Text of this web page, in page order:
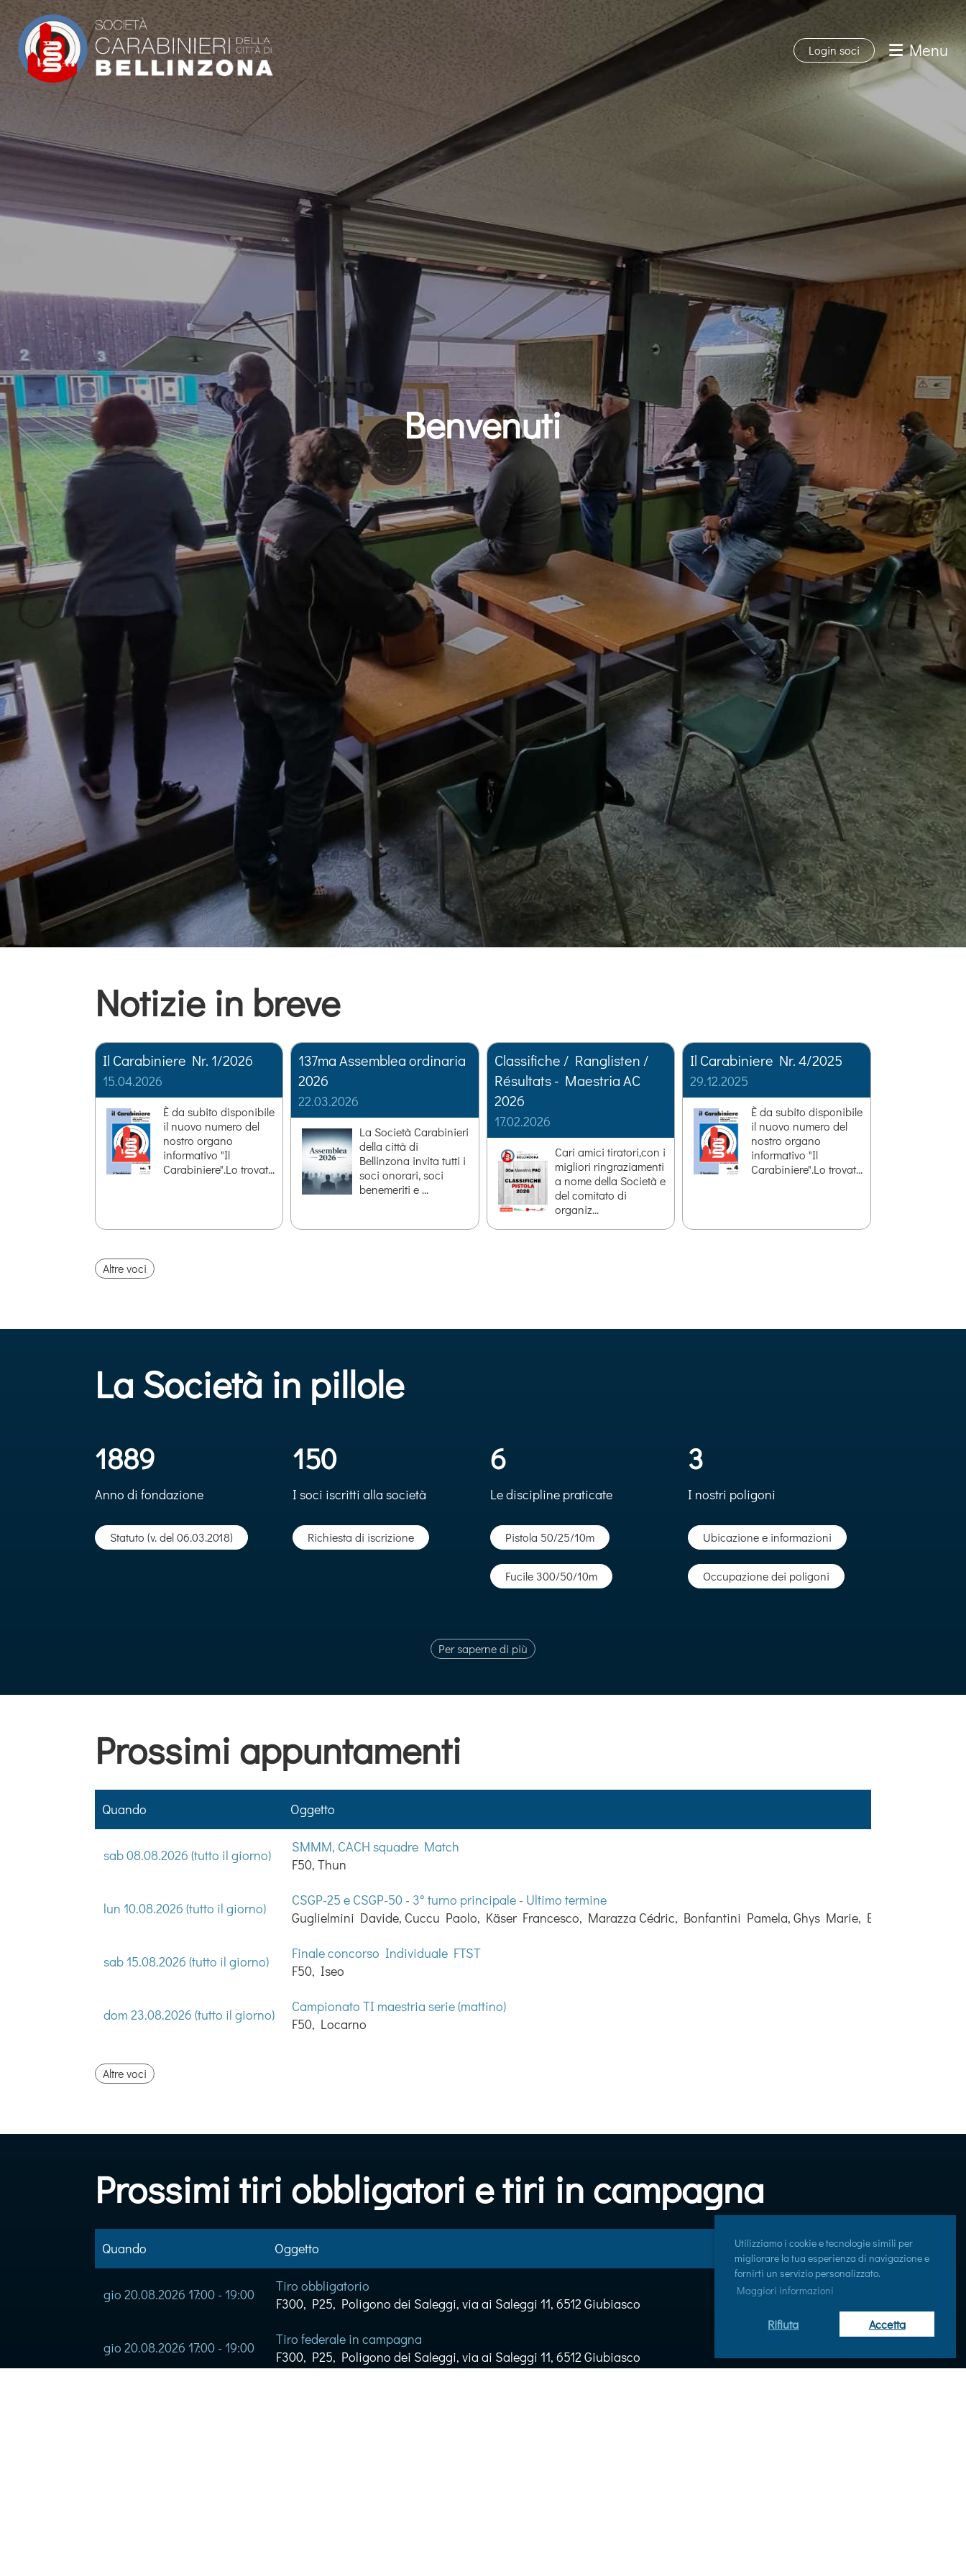
Utilizziamo i cookie e tecnologie simili per
migliorare la tua esperienza di navigazione e
fornirti un servizio personalizzato.
Maggiori informazioni
Rifiuta Accetta
Login soci Menu
Benvenuti
Notizie in breve
Il Carabiniere Nr. 1/2026
15.04.2026
È da subito disponibile
il nuovo numero del
nostro organo
informativo "Il
Carabiniere".Lo trovat...
137ma Assemblea ordinaria
2026
22.03.2026
La Società Carabinieri
della città di
Bellinzona invita tutti i
soci onorari, soci
benemeriti e ...
Classifiche / Ranglisten /
Résultats - Maestria AC
2026
17.02.2026
Cari amici tiratori,con i
migliori ringraziamenti
a nome della Società e
del comitato di
organiz...
Il Carabiniere Nr. 4/2025
29.12.2025
È da subito disponibile
il nuovo numero del
nostro organo
informativo "Il
Carabiniere".Lo trovat...
Altre voci
La Società in pillole
1889
Anno di fondazione
Statuto (v. del 06.03.2018)
150
I soci iscritti alla società
Richiesta di iscrizione
6
Le discipline praticate
Pistola 50/25/10m
Fucile 300/50/10m
3
I nostri poligoni
Ubicazione e informazioni
Occupazione dei poligoni
Per saperne di più
Prossimi appuntamenti
Quando Oggetto
sab 08.08.2026 (tutto il giorno)
SMMM, CACH squadre Match
F50, Thun
lun 10.08.2026 (tutto il giorno)
CSGP-25 e CSGP-50 - 3° turno principale - Ultimo termine
Guglielmini Davide, Cuccu Paolo, Käser Francesco, Marazza Cédric, Bonfantini Pamela, Ghys Marie, Burri-Giuliani
sab 15.08.2026 (tutto il giorno)
Finale concorso Individuale FTST
F50, Iseo
dom 23.08.2026 (tutto il giorno)
Campionato TI maestria serie (mattino)
F50, Locarno
Altre voci
Prossimi tiri obbligatori e tiri in campagna
Quando Oggetto
gio 20.08.2026 17:00 - 19:00
Tiro obbligatorio
F300, P25, Poligono dei Saleggi, via ai Saleggi 11, 6512 Giubiasco
gio 20.08.2026 17:00 - 19:00
Tiro federale in campagna
F300, P25, Poligono dei Saleggi, via ai Saleggi 11, 6512 Giubiasco